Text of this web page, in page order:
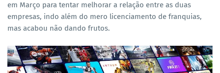
em Março para tentar melhorar a relação entre as duas
empresas, indo além do mero licenciamento de franquias,
mas acabou não dando frutos.